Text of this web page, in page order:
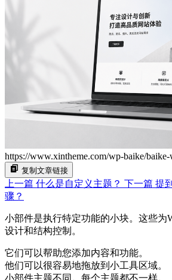
https://www.xintheme.com/wp-baike/baike-
复制文章链接
上一篇 什么是自定义主题？ 下一篇 提
骤？
小部件是执行特定功能的小块。这些为
设计和结构控制。
它们可以帮助您添加内容和功能。
他们可以很容易地拖放到小工具区域。
小部件主题不同。每个主题都不一样。